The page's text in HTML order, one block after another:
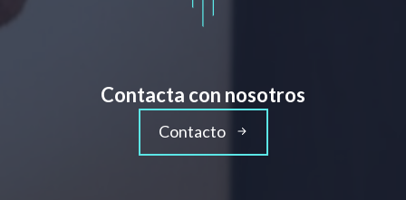
Contacta con nosotros
Contacto